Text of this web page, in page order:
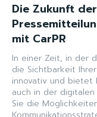
Die Zukunft
mit CarPR
In einer Zeit, in der
die Sichtbarkeit
innovativ und bietet
auch in der
Sie die